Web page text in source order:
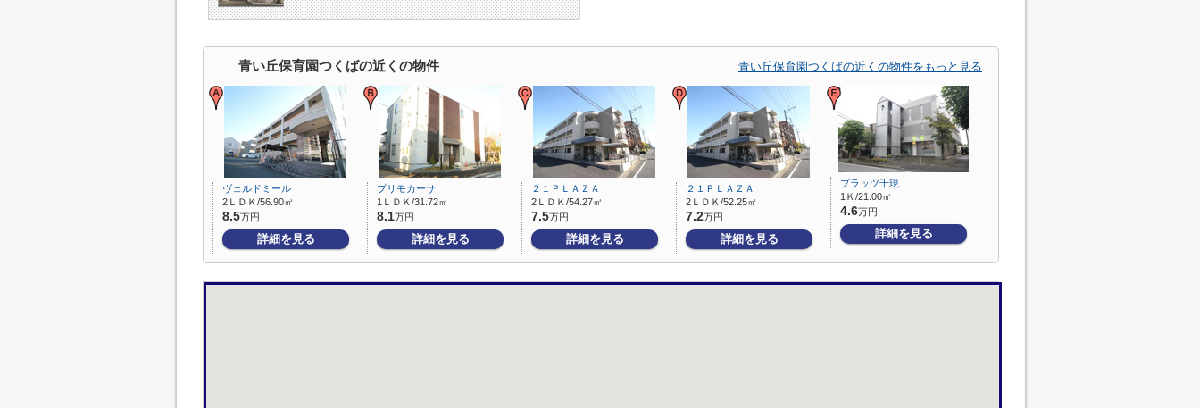
青い丘保育園つくばの近くの物件 青い丘保育園つくばの近くの物件をもっと見る
ヴェルドミール
2ＬＤＫ/56.90㎡
8.5万円
詳細を見る
プリモカーサ
1ＬＤＫ/31.72㎡
8.1万円
詳細を見る
２１ＰＬＡＺＡ
2ＬＤＫ/54.27㎡
7.5万円
詳細を見る
２１ＰＬＡＺＡ
2ＬＤＫ/52.25㎡
7.2万円
詳細を見る
プラッツ千現
1Ｋ/21.00㎡
4.6万円
詳細を見る